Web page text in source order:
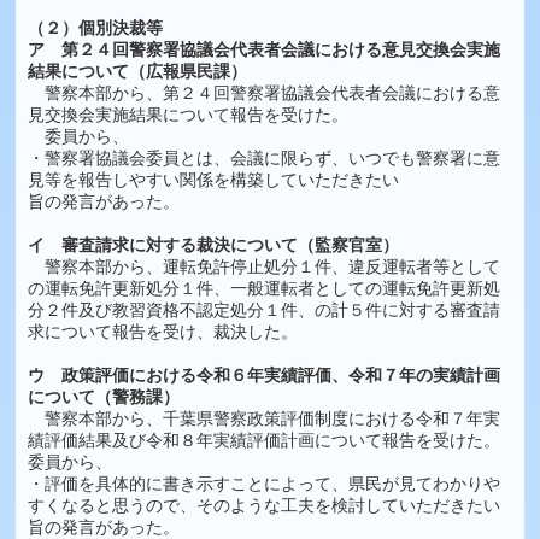
（２）個別決裁等
ア 第２４回警察署協議会代表者会議における意見交換会実施
結果について（広報県民課）
警察本部から、第２４回警察署協議会代表者会議における意
見交換会実施結果について報告を受けた。
委員から、
・警察署協議会委員とは、会議に限らず、いつでも警察署に意
見等を報告しやすい関係を構築していただきたい
旨の発言があった。
イ 審査請求に対する裁決について（監察官室）
警察本部から、運転免許停止処分１件、違反運転者等として
の運転免許更新処分１件、一般運転者としての運転免許更新処
分２件及び教習資格不認定処分１件、の計５件に対する審査請
求について報告を受け、裁決した。
ウ 政策評価における令和６年実績評価、令和７年の実績計画
について（警務課）
警察本部から、千葉県警察政策評価制度における令和７年実
績評価結果及び令和８年実績評価計画について報告を受けた。
委員から、
・評価を具体的に書き示すことによって、県民が見てわかりや
すくなると思うので、そのような工夫を検討していただきたい
旨の発言があった。